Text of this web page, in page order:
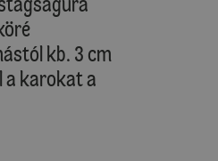
kb. 3 cm
a karokat a